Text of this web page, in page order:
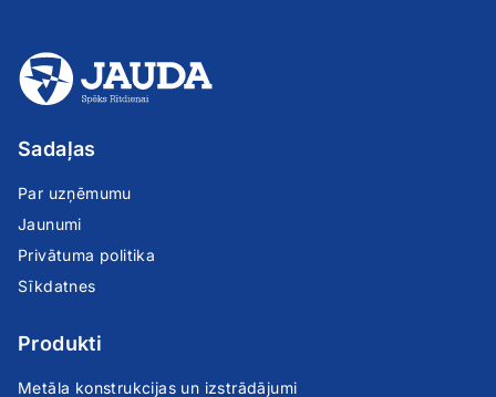
Sadaļas
Par uzņēmumu
Jaunumi
Privātuma politika
Sīkdatnes
Produkti
Metāla konstrukcijas un izstrādājumi